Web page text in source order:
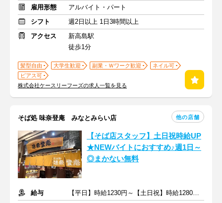
雇用形態
アルバイト・パート
シフト
週2日以上 1日3時間以上
アクセス
新高島駅
徒歩1分
髪型自由 大学生歓迎 副業・Ｗワーク歓迎
ネイル可
ピアス可
株式会社ケースリーフーズの求人一覧を見る
そば処 味奈登庵 みなとみらい店 他の店舗
【そば店スタッフ】土日祝時給UP
★NEWバイトにおすすめ♪週1日～
◎まかない無料
給与
【平日】時給1230円～【土日祝】時給1280円～ ＋交通費支給